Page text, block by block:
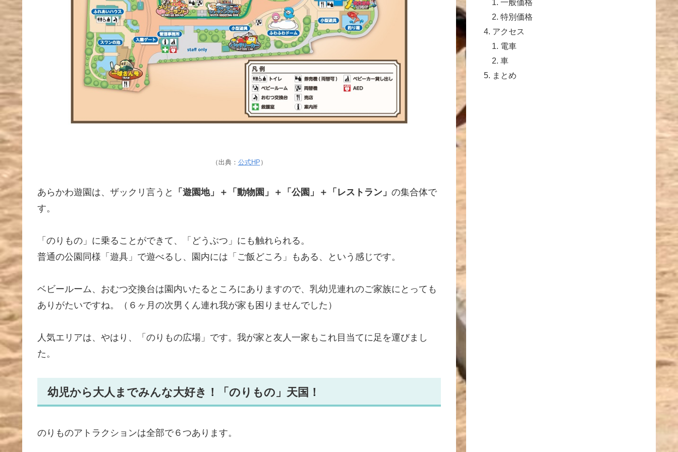
（出典： 公式HP ）
あらかわ遊園は、ザックリ言うと 「遊園地」＋「動物園」＋「公園」＋「レストラン」 の集合体で
す。
「のりもの」に乗ることができて、「どうぶつ」にも触れられる。
普通の公園同様「遊具」で遊べるし、園内には「ご飯どころ」もある、という感じです。
ベビールーム、おむつ交換台は園内いたるところにありますので、乳幼児連れのご家族にとっても
ありがたいですね。（６ヶ月の次男くん連れ我が家も困りませんでした）
人気エリアは、やはり、「のりもの広場」です。我が家と友人一家もこれ目当てに足を運びまし
た。
幼児から大人までみんな大好き！「のりもの」天国！
のりものアトラクションは全部で６つあります。
一般価格
特別価格
アクセス
電車
車
まとめ